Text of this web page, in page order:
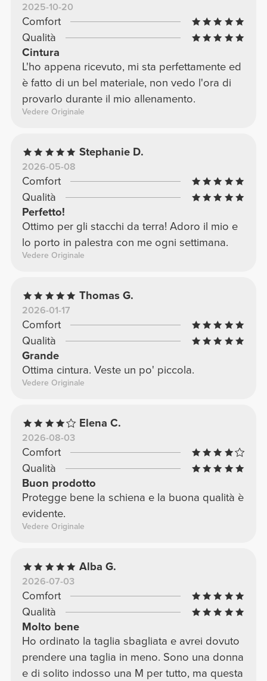
2025-10-20
Comfort
Qualità
Cintura
L'ho appena ricevuto, mi sta perfettamente ed
è fatto di un bel materiale, non vedo l'ora di
provarlo durante il mio allenamento.
Vedere Originale
Stephanie D.
2026-05-08
Comfort
Qualità
Perfetto!
Ottimo per gli stacchi da terra! Adoro il mio e
lo porto in palestra con me ogni settimana.
Vedere Originale
Thomas G.
2026-01-17
Comfort
Qualità
Grande
Ottima cintura. Veste un po' piccola.
Vedere Originale
Elena C.
2026-08-03
Comfort
Qualità
Buon prodotto
Protegge bene la schiena e la buona qualità è
evidente.
Vedere Originale
Alba G.
2026-07-03
Comfort
Qualità
Molto bene
Ho ordinato la taglia sbagliata e avrei dovuto
prendere una taglia in meno. Sono una donna
e di solito indosso una M per tutto, ma questa